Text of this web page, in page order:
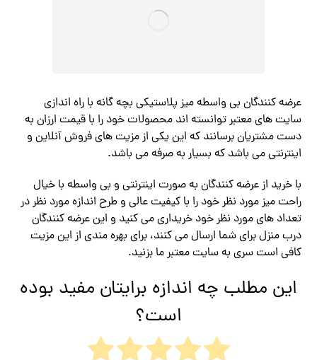
عرضه کنندگان بی واسطه میز پلاستیکی بچه گانه با راه اندازی
سایت های معتبر توانسته اند محصولات خود را با قیمت ارزان به
دست مشتریان برسانند که این یکی از مزیت های فروش آنلاین و
اینترنتی می باشد که بسیار به صرفه می باشد.
با خرید از عرضه کنندگان به صورت اینترنتی و بی واسطه با خیال
راحت میز مورد نظر خود را با کیفیت عالی و طرح اندازه مورد نظر در
تعداد های مورد نظر خود خریداری می کنید و این عرضه کنندگان
درب منزل برای شما ارسال می کنند، برای بهره مندی از این مزیت
کافی است سری به سایت معتبر ما بزنید.
این مطلب چه اندازه برایتان مفید بوده
است؟